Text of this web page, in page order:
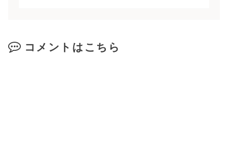
コメントはこちら